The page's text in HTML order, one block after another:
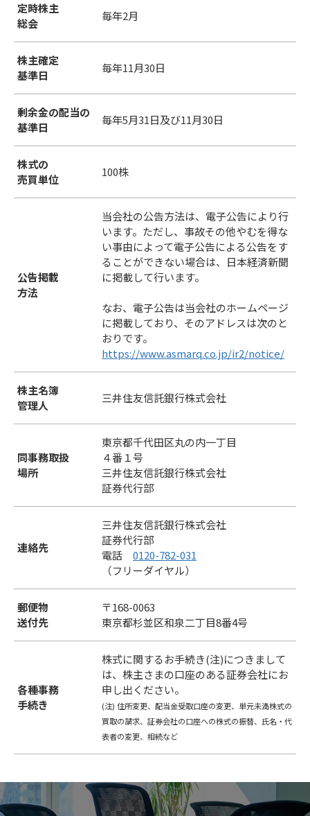
定時株主
総会
毎年2月
株主確定
基準日
毎年11月30日
剰余金の配当の
基準日
毎年5月31日及び11月30日
株式の
売買単位
100株
公告掲載
方法
当会社の公告方法は、電子公告により行
います。ただし、事故その他やむを得な
い事由によって電子公告による公告をす
ることができない場合は、日本経済新聞
に掲載して行います。
なお、電子公告は当会社のホームページ
に掲載しており、そのアドレスは次のと
おりです。
https://www.asmarq.co.jp/ir2/notice/
株主名簿
管理人
三井住友信託銀行株式会社
同事務取扱
場所
東京都千代田区丸の内一丁目
４番１号
三井住友信託銀行株式会社
証券代行部
連絡先
三井住友信託銀行株式会社
証券代行部
電話 0120-782-031
（フリーダイヤル）
郵便物
送付先
〒168-0063
東京都杉並区和泉二丁目8番4号
各種事務
手続き
株式に関するお手続き(注)につきまして
は、株主さまの口座のある証券会社にお
申し出ください。
(注) 住所変更、配当金受取口座の変更、単元未満株式の
買取の請求、証券会社の口座への株式の振替、氏名・代
表者の変更、相続など